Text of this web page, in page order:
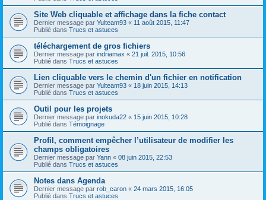
Site Web cliquable et affichage dans la fiche contact
Dernier message par Yulteam93 « 11 août 2015, 11:47
Publié dans Trucs et astuces
téléchargement de gros fichiers
Dernier message par indriamax « 21 juil. 2015, 10:56
Publié dans Trucs et astuces
Lien cliquable vers le chemin d'un fichier en notification
Dernier message par Yulteam93 « 18 juin 2015, 14:13
Publié dans Trucs et astuces
Outil pour les projets
Dernier message par inokuda22 « 15 juin 2015, 10:28
Publié dans Témoignage
Profil, comment empêcher l’utilisateur de modifier les
champs obligatoires
Dernier message par Yann « 08 juin 2015, 22:53
Publié dans Trucs et astuces
Notes dans Agenda
Dernier message par rob_caron « 24 mars 2015, 16:05
Publié dans Trucs et astuces